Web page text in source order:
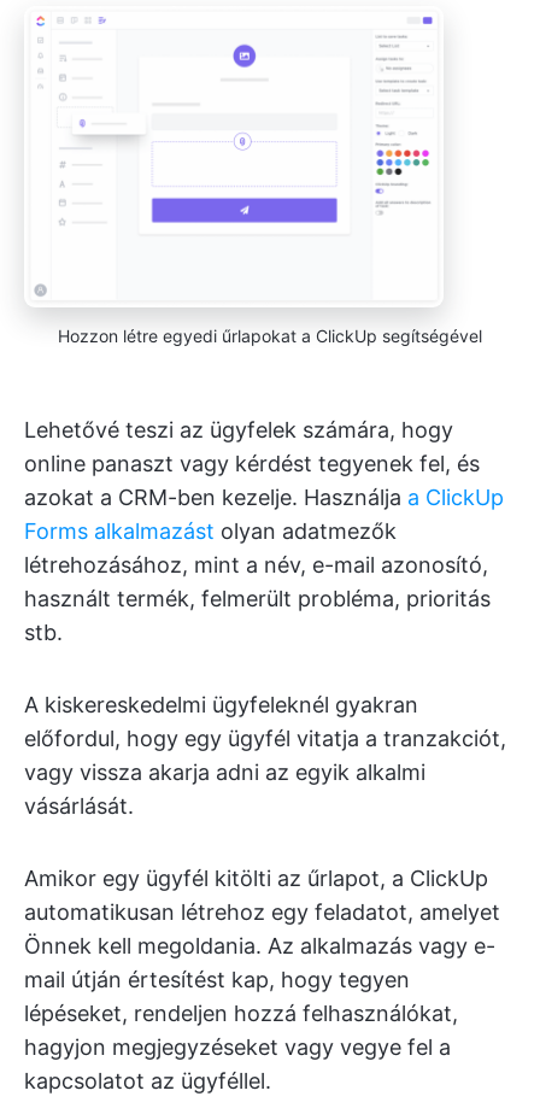
Hozzon létre egyedi űrlapokat a ClickUp segítségével
Lehetővé teszi az ügyfelek számára, hogy
online panaszt vagy kérdést tegyenek fel, és
azokat a CRM-ben kezelje. Használja a ClickUp
Forms alkalmazást olyan adatmezők
létrehozásához, mint a név, e-mail azonosító,
használt termék, felmerült probléma, prioritás
stb.
A kiskereskedelmi ügyfeleknél gyakran
előfordul, hogy egy ügyfél vitatja a tranzakciót,
vagy vissza akarja adni az egyik alkalmi
vásárlását.
Amikor egy ügyfél kitölti az űrlapot, a ClickUp
automatikusan létrehoz egy feladatot, amelyet
Önnek kell megoldania. Az alkalmazás vagy e-
mail útján értesítést kap, hogy tegyen
lépéseket, rendeljen hozzá felhasználókat,
hagyjon megjegyzéseket vagy vegye fel a
kapcsolatot az ügyféllel.